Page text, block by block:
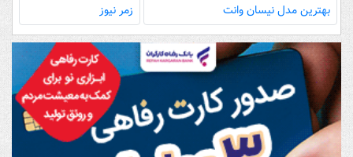
بهترین مدل‌ نیسان وانت زمر نیوز